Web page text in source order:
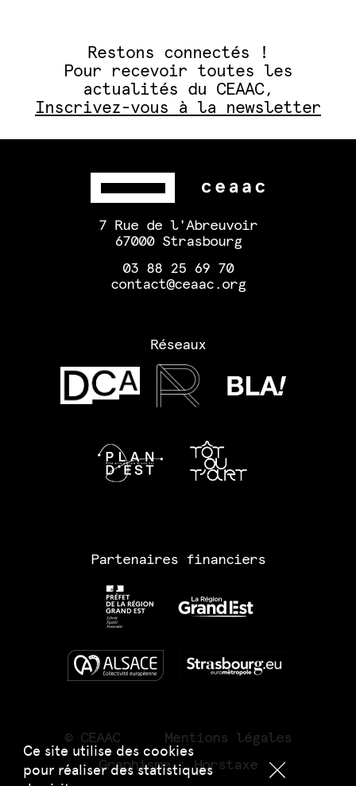
Ce site utilise des cookies
pour réaliser des statistiques
Restons connectés !
Pour recevoir toutes les
actualités du CEAAC,
Inscrivez-vous à la newsletter
7 Rue de l'Abreuvoir
67000 Strasbourg
03 88 25 69 70
contact@ceaac.org
Réseaux
Partenaires financiers
© CEAAC
Mentions légales
Graphisme : Horstaxe